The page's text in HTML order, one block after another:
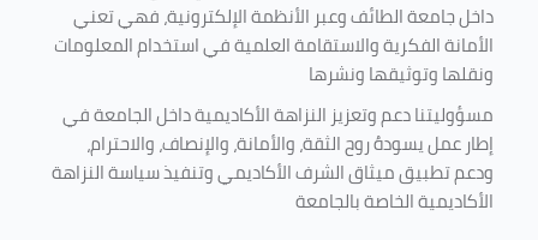
داخل جامعة الطائف وعبر الأنظمة الإلكترونية، فهي تعني
الأمانة الفكرية والاستقامة العلمية في استخدام المعلومات
ونقلها وتوثيقها ونشرها
مسؤوليتنا دعم وتعزيز النزاهة الأكاديمية داخل الجامعة في
إطار عمل يسودهُ روح الثقة، والأمانة، والإنصاف، والاحترام،
ودعم تطبيق ميثاق الشرف الأكاديمي وتنفيذ سياسة النزاهة
الأكاديمية الخاصة بالجامعة